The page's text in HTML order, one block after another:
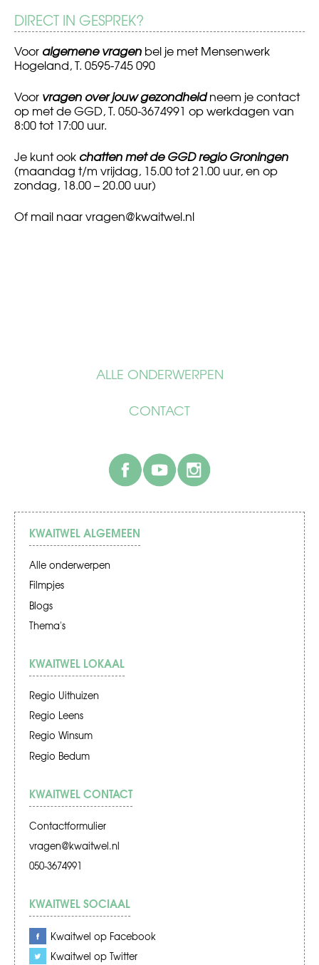
ALLE ONDERWERPEN
CONTACT
facebook
DIRECT IN GESPREK?
Voor algemene vragen bel je met Mensenwerk
Hogeland, T. 0595-745 090
Voor vragen over jouw gezondheidneem je contact
op met de GGD, T. 050-3674991 op werkdagen van
8:00 tot 17:00 uur.
Je kunt ook chatten met de GGD regio Groningen
(maandag t/m vrijdag, 15.00 tot 21.00 uur, en op
zondag, 18.00 – 20.00 uur)
Of mail naarvragen@kwaitwel.nl
KWAITWEL ALGEMEEN
Alle onderwerpen
Filmpjes
Blogs
Thema's
KWAITWEL LOKAAL
Regio Uithuizen
Regio Leens
Regio Winsum
Regio Bedum
KWAITWEL CONTACT
Contactformulier
vragen@kwaitwel.nl
050-3674991
KWAITWEL SOCIAAL
Kwaitwel op Facebook
Kwaitwel op Twitter